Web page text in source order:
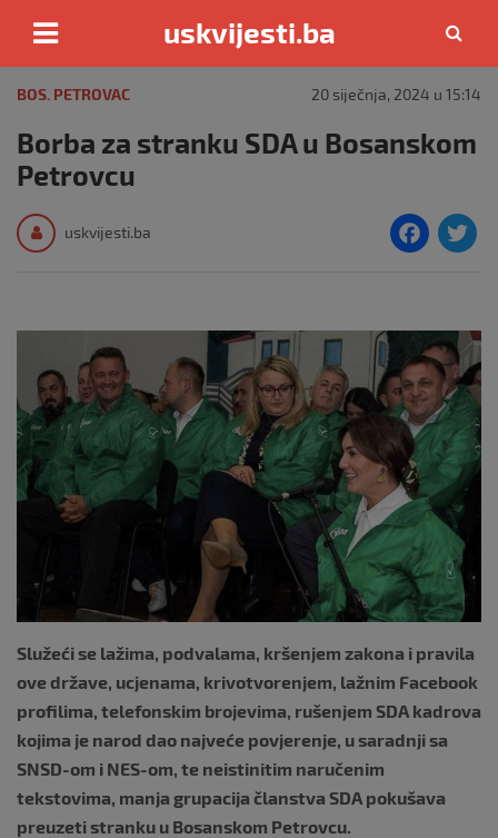
content
uskvijesti.ba
BOS. PETROVAC 20 siječnja, 2024 u 15:14
Borba za stranku SDA u Bosanskom
Petrovcu
uskvijesti.ba
F
e
b
o
o
k
Služeći se lažima, podvalama, kršenjem zakona i pravila
ove države, ucjenama, krivotvorenjem, lažnim Facebook
profilima, telefonskim brojevima, rušenjem SDA kadrova
kojima je narod dao najveće povjerenje, u saradnji sa
SNSD-om i NES-om, te neistinitim naručenim
tekstovima, manja grupacija članstva SDA pokušava
preuzeti stranku u Bosanskom Petrovcu.